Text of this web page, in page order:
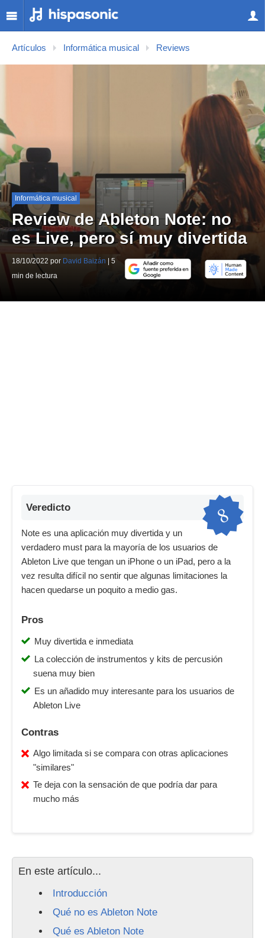
Artículos Informática musical Reviews
Informática musical
Review de Ableton Note: no
es Live, pero sí muy divertida
18/10/2022 por David Baizán | 5
min de lectura
8
Veredicto
Note es una aplicación muy divertida y un
verdadero must para la mayoría de los usuarios de
Ableton Live que tengan un iPhone o un iPad, pero a la
vez resulta difícil no sentir que algunas limitaciones la
hacen quedarse un poquito a medio gas.
Pros
Muy divertida e inmediata
La colección de instrumentos y kits de percusión
suena muy bien
Es un añadido muy interesante para los usuarios de
Ableton Live
Contras
Algo limitada si se compara con otras aplicaciones
"similares"
Te deja con la sensación de que podría dar para
mucho más
En este artículo...
Introducción
Qué no es Ableton Note
Qué es Ableton Note